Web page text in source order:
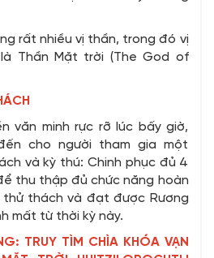
rất nhiều vị thần, trong đó vị
Thần Mặt trời (The God of
văn minh rực rỡ lúc bấy giờ,
cho người tham gia một
và kỳ thú: Chinh phục đủ 4
thu thập đủ chức năng hoàn
thách và đạt được Rương
mất từ thời kỳ này.
TRUY TÌM CHÌA KHÓA VẠN